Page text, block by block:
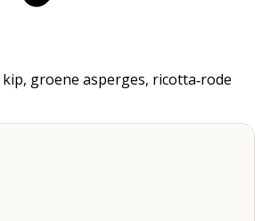
groene asperges, ricotta‑rode